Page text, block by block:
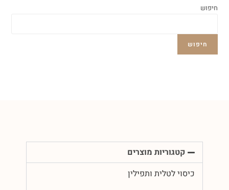
חיפוש
חיפוש
קטגוריות מוצרים
כיסוי לטלית ותפילין